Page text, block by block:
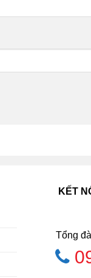
KẾT
Tổng